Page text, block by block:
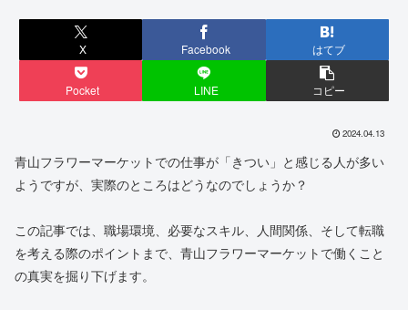
X Facebook はてブ
Pocket LINE コピー
2024.04.13
青山フラワーマーケットでの仕事が「きつい」と感じる人が多い
ようですが、実際のところはどうなのでしょうか？
この記事では、職場環境、必要なスキル、人間関係、そして転職
を考える際のポイントまで、青山フラワーマーケットで働くこと
の真実を掘り下げます。